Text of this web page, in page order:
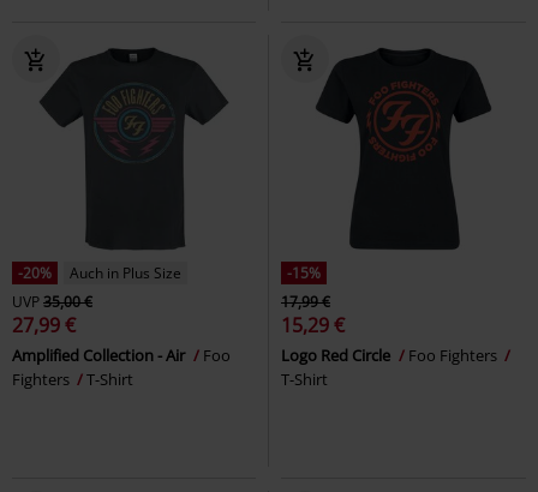
-20%
Auch in Plus Size
UVP35,00 €
27,99 €
Amplified Collection - Air
Foo
Fighters
T-Shirt
-15%
17,99 €
15,29 €
Logo Red Circle
Foo Fighters
T-Shirt